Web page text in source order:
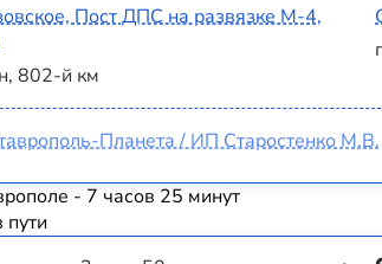
Пост ДПС на развязке М-4,
802-й км
Планета / ИП Старостенко М.В.
- 7 часов 25 минут